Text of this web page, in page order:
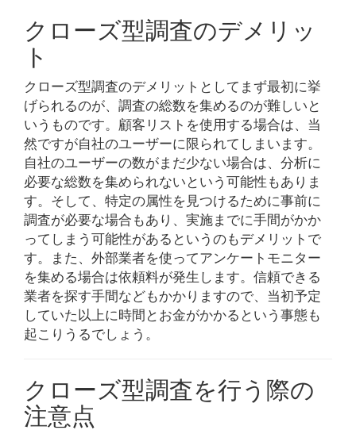
クローズ型調査のデメリッ
ト
クローズ型調査のデメリットとしてまず最初に挙
げられるのが、調査の総数を集めるのが難しいと
いうものです。顧客リストを使用する場合は、当
然ですが自社のユーザーに限られてしまいます。
自社のユーザーの数がまだ少ない場合は、分析に
必要な総数を集められないという可能性もありま
す。そして、特定の属性を見つけるために事前に
調査が必要な場合もあり、実施までに手間がかか
ってしまう可能性があるというのもデメリットで
す。また、外部業者を使ってアンケートモニター
を集める場合は依頼料が発生します。信頼できる
業者を探す手間などもかかりますので、当初予定
していた以上に時間とお金がかかるという事態も
起こりうるでしょう。
クローズ型調査を行う際の
注意点